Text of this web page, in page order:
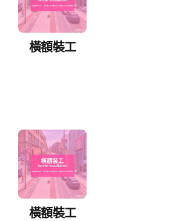
橫額裝工
橫額裝工